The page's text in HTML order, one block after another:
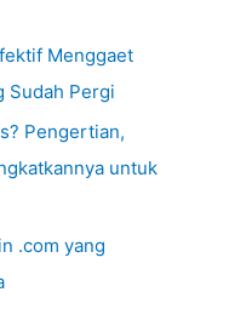
Menggaet
Sudah Pergi
Pengertian,
untuk
.com yang